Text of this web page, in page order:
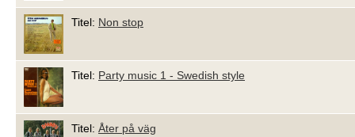
Titel: Non stop
Titel: Party music 1 - Swedish style
Titel: Åter på väg